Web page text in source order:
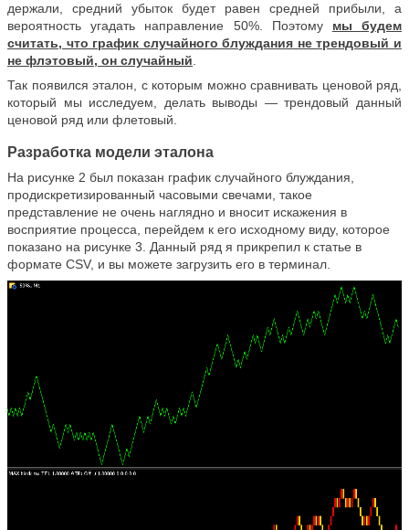
держали, средний убыток будет равен средней прибыли, а
вероятность угадать направление 50%. Поэтому мы будем
считать, что график случайного блуждания не трендовый и
не флэтовый, он случайный.
Так появился эталон, с которым можно сравнивать ценовой ряд,
который мы исследуем, делать выводы — трендовый данный
ценовой ряд или флетовый.
Разработка модели эталона
На рисунке 2 был показан график случайного блуждания,
продискретизированный часовыми свечами, такое
представление не очень наглядно и вносит искажения в
восприятие процесса, перейдем к его исходному виду, которое
показано на рисунке 3. Данный ряд я прикрепил к статье в
формате CSV, и вы можете загрузить его в терминал.